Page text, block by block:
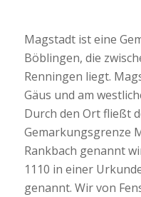
Magstadt ist eine
Böblingen, die
Renningen liegt.
Gäus und am
Durch den Ort fließt
Gemarkungsgrenze
Rankbach genannt
1110 in einer
genannt. Wir von